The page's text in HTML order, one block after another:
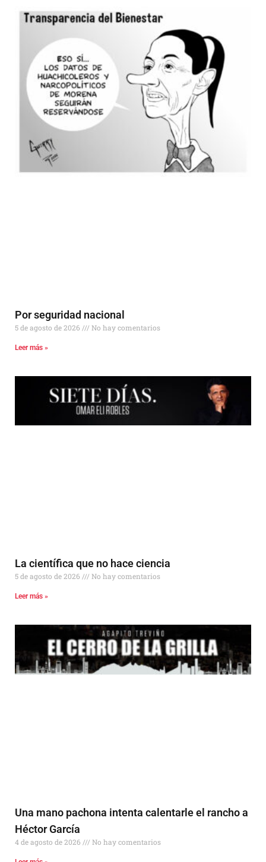
Por seguridad nacional
5 de agosto de 2026 No hay comentarios
Leer más »
La científica que no hace ciencia
5 de agosto de 2026 No hay comentarios
Leer más »
Una mano pachona intenta calentarle el rancho a
Héctor García
4 de agosto de 2026 No hay comentarios